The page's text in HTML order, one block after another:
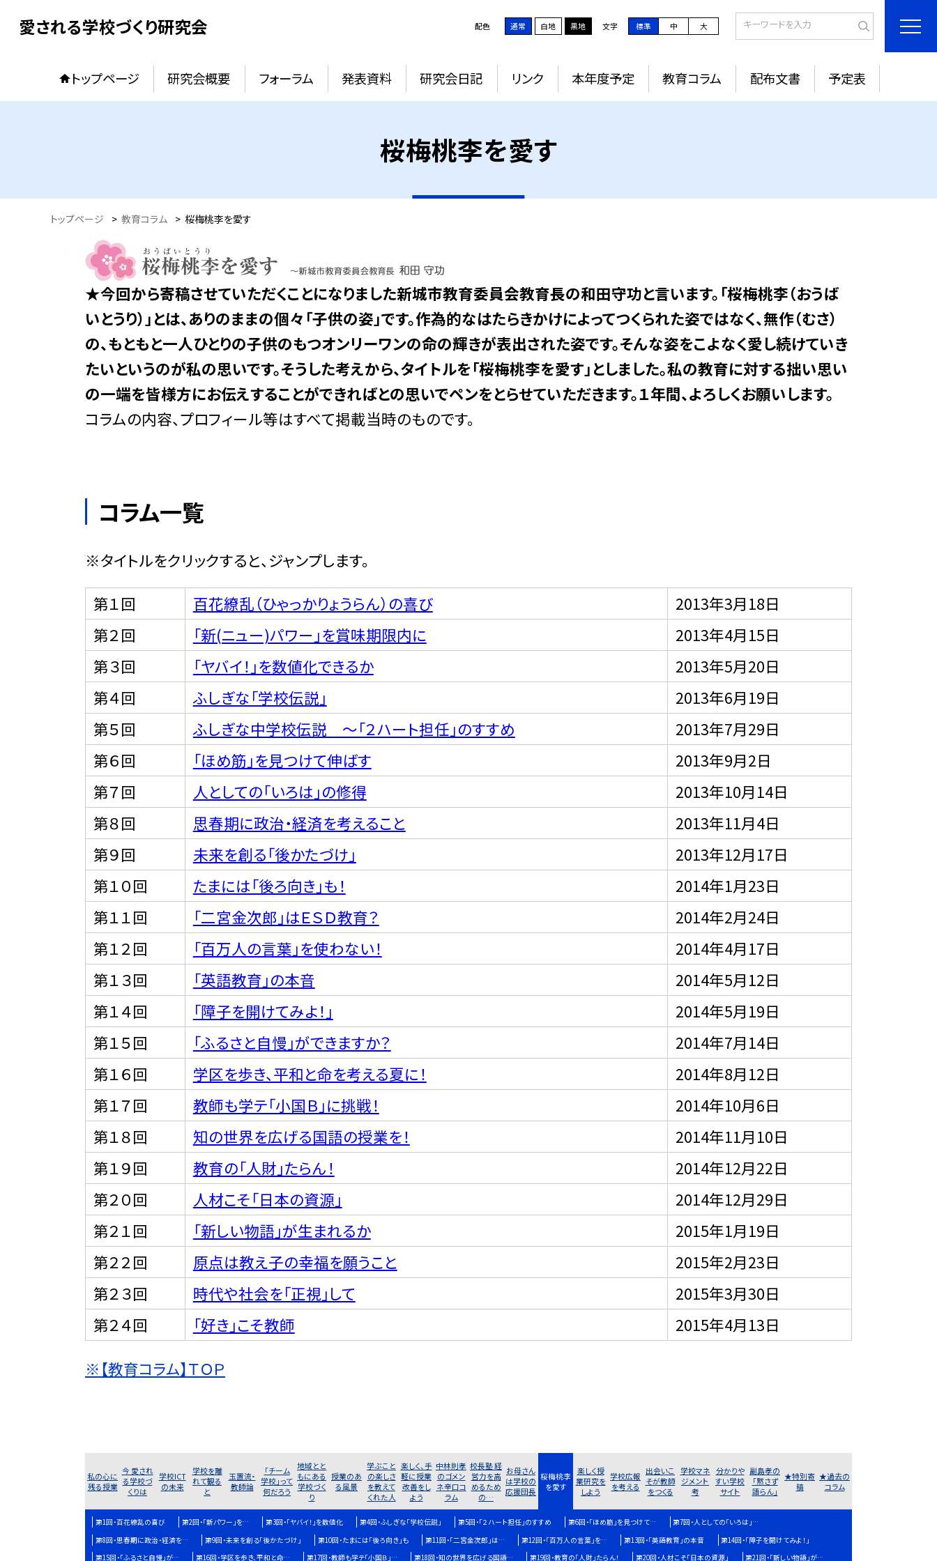
愛される学校づくり研究会 配色 通常 白地 黒地 文字 標準 中 大
トップページ 研究会概要 フォーラム 発表資料 研究会日記 リンク 本年度予定 教育コラム 配布文書 予定表
桜梅桃李を愛す
トップページ > 教育コラム > 桜梅桃李を愛す
★今回から寄稿させていただくことになりました新城市教育委員会教育長の和田守功と言います。「桜梅桃李（おうば
いとうり）」とは、ありのままの個々「子供の姿」です。作為的なはたらきかけによってつくられた姿ではなく、無作（むさ）
の、もともと一人ひとりの子供のもつオンリーワンの命の輝きが表出された姿です。そんな姿をこよなく愛し続けていき
たいというのが私の思いです。そうした考えから、タイトルを「桜梅桃李を愛す」としました。私の教育に対する拙い思い
の一端を皆様方にお伝えすることができればとの思いでペンをとらせていただきます。１年間、よろしくお願いします。
コラムの内容、プロフィール等はすべて掲載当時のものです。
コラム一覧
※タイトルをクリックすると、ジャンプします。
第１回 百花繚乱（ひゃっかりょうらん）の喜び
2013年3月18日
第２回
「新(ニュー)パワー」を賞味期限内に
2013年4月15日
第３回
「ヤバイ！」を数値化できるか
2013年5月20日
第４回
ふしぎな「学校伝説」
2013年6月19日
第５回
ふしぎな中学校伝説 〜「２ハート担任」のすすめ
2013年7月29日
第６回
「ほめ筋」を見つけて伸ばす
2013年9月2日
第７回
人としての「いろは」の修得
2013年10月14日
第８回
思春期に政治・経済を考えること
2013年11月4日
第９回
未来を創る「後かたづけ」
2013年12月17日
第１０回
たまには「後ろ向き」も！
2014年1月23日
第１１回
「二宮金次郎」はＥＳＤ教育？
2014年2月24日
第１２回
「百万人の言葉」を使わない！
2014年4月17日
第１３回
「英語教育」の本音
2014年5月12日
第１４回
「障子を開けてみよ！」
2014年5月19日
第１５回
「ふるさと自慢」ができますか？
2014年7月14日
第１６回
学区を歩き、平和と命を考える夏に！
2014年8月12日
第１７回
教師も学テ「小国Ｂ」に挑戦！
2014年10月6日
第１８回
知の世界を広げる国語の授業を！
2014年11月10日
第１９回
教育の「人財」たらん！
2014年12月22日
第２０回
人材こそ「日本の資源」
2014年12月29日
第２１回
「新しい物語」が生まれるか
2015年1月19日
第２２回
原点は教え子の幸福を願うこと
2015年2月23日
第２３回
時代や社会を「正視」して
2015年3月30日
第２４回
「好き」こそ教師 2015年4月13日
※【教育コラム】ＴＯＰ
私の心に
残る授業
今 愛され
る学校づ
くりは
学校ICT
の未来
学校を離
れて観る
と
玉置流・
教師論
「チーム
学校」って
何だろう
地域とと
もにある
学校づく
り
授業のあ
る風景
学ぶこと
の楽しさ
を教えて
くれた人
楽しく、手
軽に授業
改善をし
よう
中林則孝
のゴメン
ネ辛口コ
ラム
校長塾 経
営力を高
めるため
の…
お母さん
は学校の
応援団長
桜梅桃李
を愛す
第1回・百花繚乱の喜び 第2回・「新パワー」を… 第3回・「ヤバイ！」を数値化 第4回・ふしぎな「学校伝説」 第5回・「２ハート担任」のすすめ 第6回・「ほめ筋」を見つけて…
第7回・人としての「いろは」…
第8回・思春期に政治・経済を…
第9回・未来を創る「後かたづけ」 第10回・たまには「後ろ向き」も 第11回・「二宮金次郎」は… 第12回・「百万人の言葉」を… 第13回・「英語教育」の本音
第14回・「障子を開けてみよ！」
第15回・「ふるさと自慢」が…
第16回・学区を歩き、平和と命… 第17回・教師も学テ「小国Ｂ」… 第18回・知の世界を広げる国語… 第19回・教育の「人財」たらん！ 第20回・人材こそ「日本の資源」 第21回・「新しい物語」が…
楽しく授
業研究を
しよう
学校広報
を考える
出会いこ
そが教師
をつくる
学校マネ
ジメント
考
分かりや
すい学校
サイト
副島孝の
「黙さず
語らん」
★特別寄
稿
★過去の
コラム